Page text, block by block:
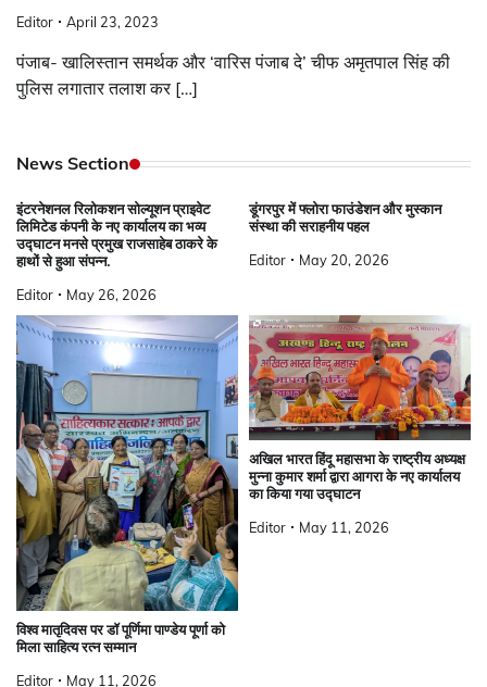
Editor April 23, 2023
पंजाब- खालिस्तान समर्थक और ‘वारिस पंजाब दे’ चीफ अमृतपाल सिंह की
पुलिस लगातार तलाश कर […]
News Section
इंटरनेशनल रिलोकशन सोल्यूशन प्राइवेट
लिमिटेड कंपनी के नए कार्यालय का भव्य
उद्घाटन मनसे प्रमुख राजसाहेब ठाकरे के
हाथों से हुआ संपन्न.
Editor May 26, 2026
डूंगरपुर में फ्लोरा फाउंडेशन और मुस्कान
संस्था की सराहनीय पहल
Editor May 20, 2026
विश्व मातृदिवस पर डॉ पूर्णिमा पाण्डेय पूर्णा को
मिला साहित्य रत्न सम्मान
Editor May 11, 2026
अखिल भारत हिंदू महासभा के राष्ट्रीय अध्यक्ष
मुन्ना कुमार शर्मा द्वारा आगरा के नए कार्यालय
का किया गया उद्घाटन
Editor May 11, 2026